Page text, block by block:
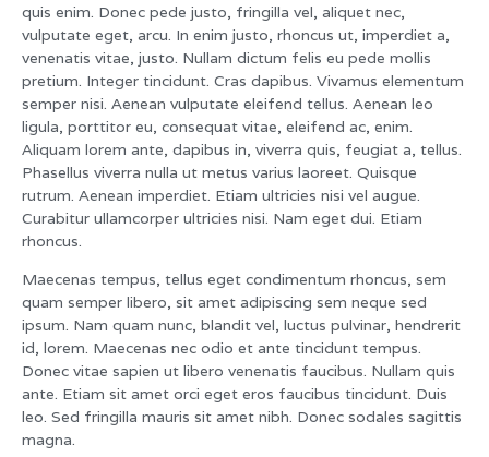
quis enim. Donec pede justo, fringilla vel, aliquet nec,
vulputate eget, arcu. In enim justo, rhoncus ut, imperdiet a,
venenatis vitae, justo. Nullam dictum felis eu pede mollis
pretium. Integer tincidunt. Cras dapibus. Vivamus elementum
semper nisi. Aenean vulputate eleifend tellus. Aenean leo
ligula, porttitor eu, consequat vitae, eleifend ac, enim.
Aliquam lorem ante, dapibus in, viverra quis, feugiat a, tellus.
Phasellus viverra nulla ut metus varius laoreet. Quisque
rutrum. Aenean imperdiet. Etiam ultricies nisi vel augue.
Curabitur ullamcorper ultricies nisi. Nam eget dui. Etiam
rhoncus.
Maecenas tempus, tellus eget condimentum rhoncus, sem
quam semper libero, sit amet adipiscing sem neque sed
ipsum. Nam quam nunc, blandit vel, luctus pulvinar, hendrerit
id, lorem. Maecenas nec odio et ante tincidunt tempus.
Donec vitae sapien ut libero venenatis faucibus. Nullam quis
ante. Etiam sit amet orci eget eros faucibus tincidunt. Duis
leo. Sed fringilla mauris sit amet nibh. Donec sodales sagittis
magna.